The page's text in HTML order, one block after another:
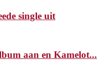
single uit
aan en Kamelot...